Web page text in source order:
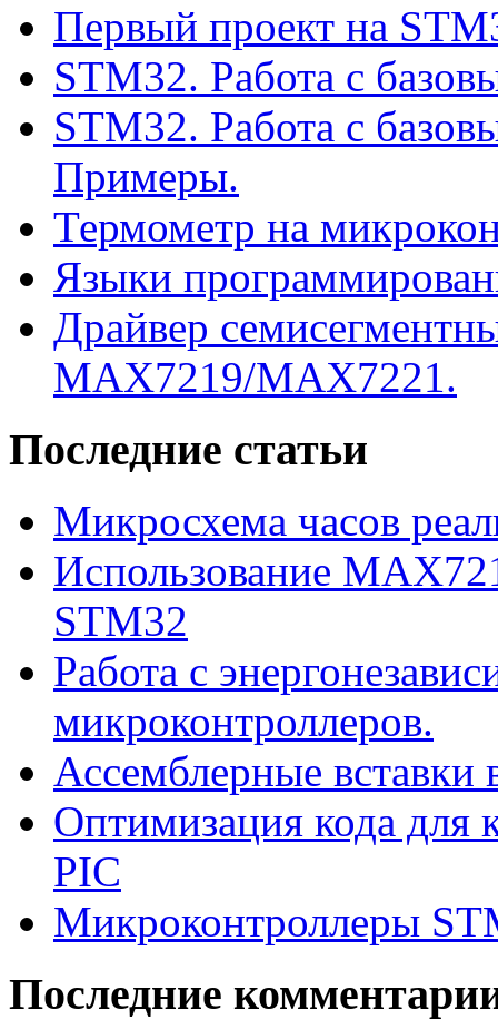
Первый проект на
STM32. Работа с
STM32. Работа с
Примеры.
Термометр на
Языки
Драйвер
MAX7219/MAX7221.
Последние статьи
Микросхема часов
Использование
STM32
Работа с
микроконтроллеров.
Ассемблерные вставки
Оптимизация кода для
PIC
Микроконтроллеры
Последние